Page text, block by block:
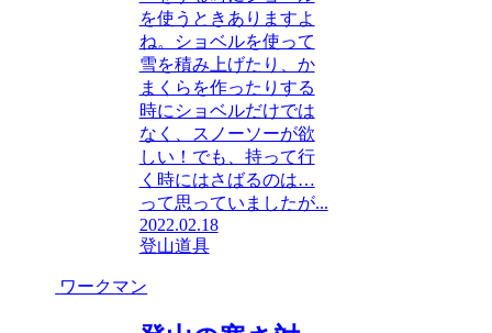
を使うときありますよ
ね。ショベルを使って
雪を積み上げたり、か
まくらを作ったりする
時にショベルだけでは
なく、スノーソーが欲
しい！でも、持って行
く時にはさばるのは…
って思っていましたが...
2022.02.18
登山道具
ワークマン